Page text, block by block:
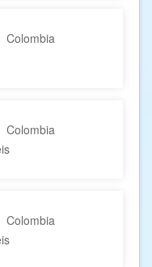
Colombia
Colombia
Colombia